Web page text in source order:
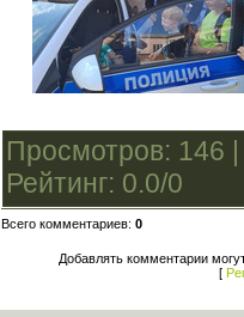
Просмотров: 146
Рейтинг: 0.0/0
Всего комментариев: 0
Добавлять комментарии
[